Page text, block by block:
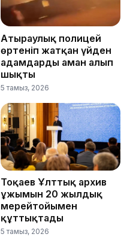
Атыраулық полицей
өртеніп жатқан үйден
адамдарды аман алып
шықты
5 тамыз, 2026
Тоқаев Ұлттық архив
ұжымын 20 жылдық
мерейтойымен
құттықтады
5 тамыз, 2026